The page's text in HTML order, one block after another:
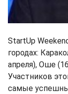
StartUp
городах:
апреля), Оше
Участников
самые